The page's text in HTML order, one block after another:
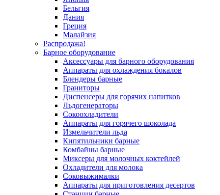
Бельгия
Дания
Греция
Малайзия
Распродажа!
Барное оборудование
Аксессуары для барного оборудования
Аппараты для охлаждения бокалов
Блендеры барные
Граниторы
Диспенсеры для горячих напитков
Льдогенераторы
Сокоохладители
Аппараты для горячего шоколада
Измельчители льда
Кипятильники барные
Комбайны барные
Миксеры для молочных коктейлей
Охладители для молока
Соковыжималки
Аппараты для приготовления десертов